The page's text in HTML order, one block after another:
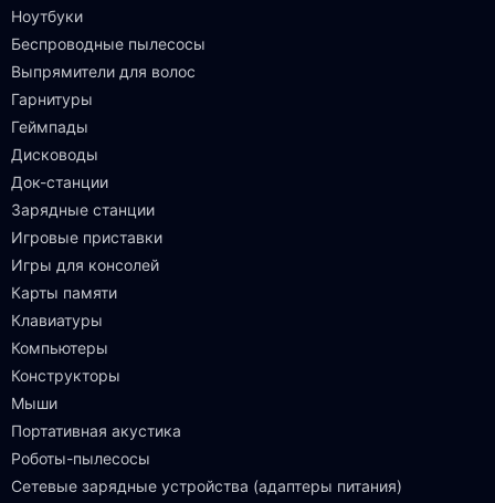
Ноутбуки
Беспроводные пылесосы
Выпрямители для волос
Гарнитуры
Геймпады
Дисководы
Док-станции
Зарядные станции
Игровые приставки
Игры для консолей
Карты памяти
Клавиатуры
Компьютеры
Конструкторы
Мыши
Портативная акустика
Роботы-пылесосы
Сетевые зарядные устройства (адаптеры питания)